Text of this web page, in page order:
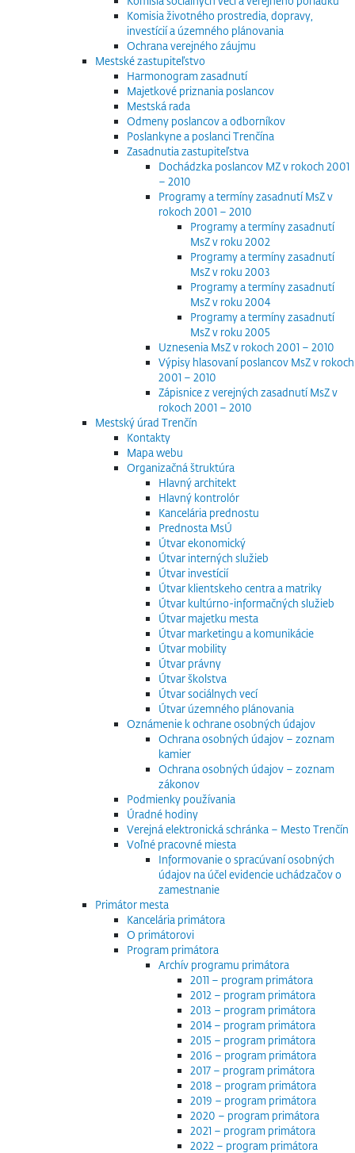
Komisia životného prostredia, dopravy,
investícií a územného plánovania
Ochrana verejného záujmu
Mestské zastupiteľstvo
Harmonogram zasadnutí
Majetkové priznania poslancov
Mestská rada
Odmeny poslancov a odborníkov
Poslankyne a poslanci Trenčína
Zasadnutia zastupiteľstva
Dochádzka poslancov MZ v rokoch 2001
– 2010
Programy a termíny zasadnutí MsZ v
rokoch 2001 – 2010
Programy a termíny zasadnutí
MsZ v roku 2002
Programy a termíny zasadnutí
MsZ v roku 2003
Programy a termíny zasadnutí
MsZ v roku 2004
Programy a termíny zasadnutí
MsZ v roku 2005
Uznesenia MsZ v rokoch 2001 – 2010
Výpisy hlasovaní poslancov MsZ v rokoch
2001 – 2010
Zápisnice z verejných zasadnutí MsZ v
rokoch 2001 – 2010
Mestský úrad Trenčín
Kontakty
Mapa webu
Organizačná štruktúra
Hlavný architekt
Hlavný kontrolór
Kancelária prednostu
Prednosta MsÚ
Útvar ekonomický
Útvar interných služieb
Útvar investícií
Útvar klientskeho centra a matriky
Útvar kultúrno-informačných služieb
Útvar majetku mesta
Útvar marketingu a komunikácie
Útvar mobility
Útvar právny
Útvar školstva
Útvar sociálnych vecí
Útvar územného plánovania
Oznámenie k ochrane osobných údajov
Ochrana osobných údajov – zoznam
kamier
Ochrana osobných údajov – zoznam
zákonov
Podmienky používania
Úradné hodiny
Verejná elektronická schránka – Mesto Trenčín
Voľné pracovné miesta
Informovanie o spracúvaní osobných
údajov na účel evidencie uchádzačov o
zamestnanie
Primátor mesta
Kancelária primátora
O primátorovi
Program primátora
Archív programu primátora
2011 – program primátora
2012 – program primátora
2013 – program primátora
2014 – program primátora
2015 – program primátora
2016 – program primátora
2017 – program primátora
2018 – program primátora
2019 – program primátora
2020 – program primátora
2021 – program primátora
2022 – program primátora